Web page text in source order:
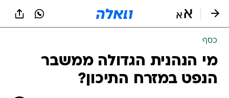
כסף
מי הנהנית הגדולה ממשבר
הנפט במזרח התיכון?